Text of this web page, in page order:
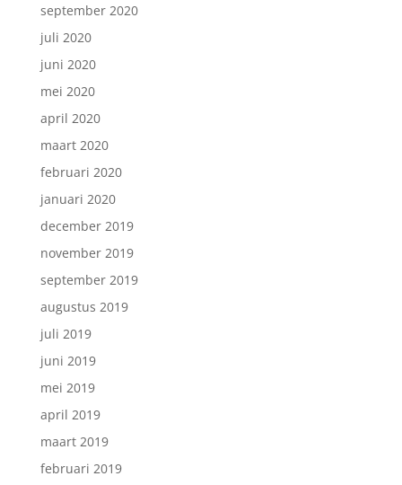
september 2020
juli 2020
juni 2020
mei 2020
april 2020
maart 2020
februari 2020
januari 2020
december 2019
november 2019
september 2019
augustus 2019
juli 2019
juni 2019
mei 2019
april 2019
maart 2019
februari 2019